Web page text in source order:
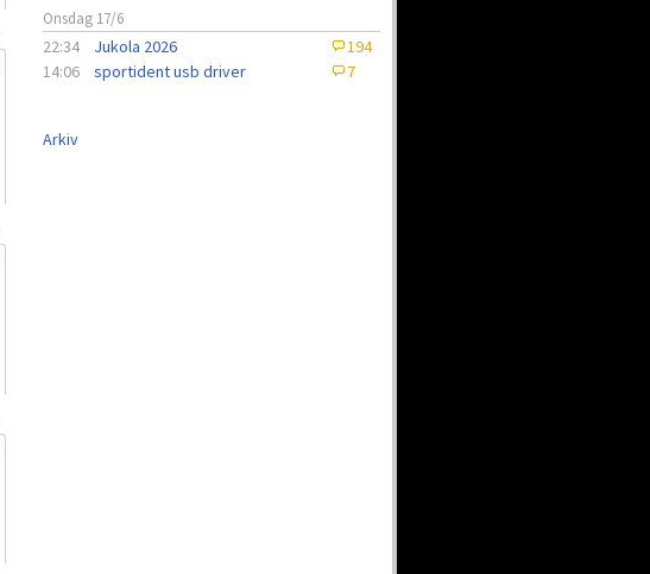
Onsdag 17/6
22:34 Jukola 2026
194
14:06
sportident usb driver 7
Arkiv